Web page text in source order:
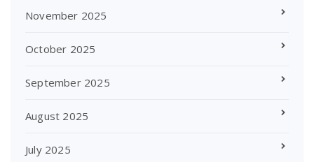
November 2025
October 2025
September 2025
August 2025
July 2025